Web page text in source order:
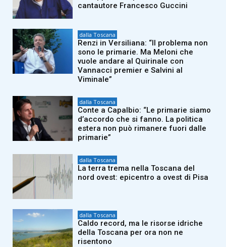
cantautore Francesco Guccini
dalla Toscana
Renzi in Versiliana: “Il problema non
sono le primarie. Ma Meloni che
vuole andare al Quirinale con
Vannacci premier e Salvini al
Viminale”
dalla Toscana
Conte a Capalbio: “Le primarie siamo
d’accordo che si fanno. La politica
estera non può rimanere fuori dalle
primarie”
dalla Toscana
La terra trema nella Toscana del
nord ovest: epicentro a ovest di Pisa
dalla Toscana
Caldo record, ma le risorse idriche
della Toscana per ora non ne
risentono